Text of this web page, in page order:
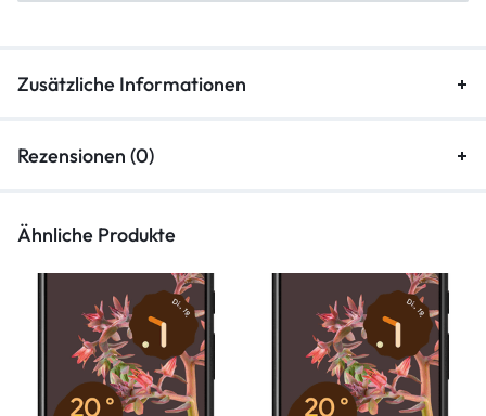
Zusätzliche Informationen
Rezensionen (0)
Ähnliche Produkte